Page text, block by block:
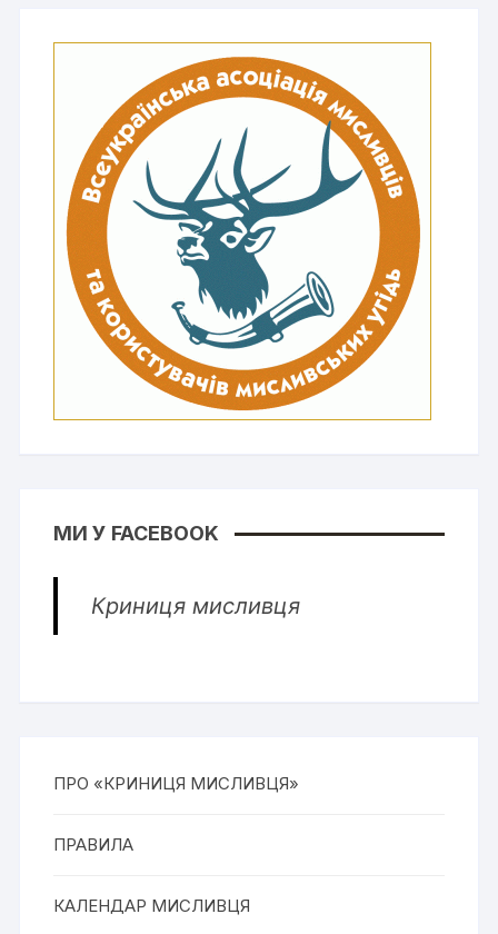
МИ У FACEBOOK
Криниця мисливця
ПРО «КРИНИЦЯ МИСЛИВЦЯ»
ПРАВИЛА
КАЛЕНДАР МИСЛИВЦЯ